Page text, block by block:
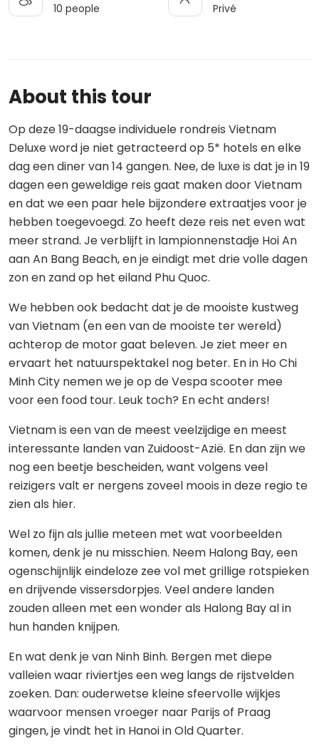
10 people Privé
About this tour
Op deze 19-daagse individuele rondreis Vietnam
Deluxe word je niet getracteerd op 5* hotels en elke
dag een diner van 14 gangen. Nee, de luxe is dat je in 19
dagen een geweldige reis gaat maken door Vietnam
en dat we een paar hele bijzondere extraatjes voor je
hebben toegevoegd. Zo heeft deze reis net even wat
meer strand. Je verblijft in lampionnenstadje Hoi An
aan An Bang Beach, en je eindigt met drie volle dagen
zon en zand op het eiland Phu Quoc.
We hebben ook bedacht dat je de mooiste kustweg
van Vietnam (en een van de mooiste ter wereld)
achterop de motor gaat beleven. Je ziet meer en
ervaart het natuurspektakel nog beter. En in Ho Chi
Minh City nemen we je op de Vespa scooter mee
voor een food tour. Leuk toch? En echt anders!
Vietnam is een van de meest veelzijdige en meest
interessante landen van Zuidoost-Azië. En dan zijn we
nog een beetje bescheiden, want volgens veel
reizigers valt er nergens zoveel moois in deze regio te
zien als hier.
Wel zo fijn als jullie meteen met wat voorbeelden
komen, denk je nu misschien. Neem Halong Bay, een
ogenschijnlijk eindeloze zee vol met grillige rotspieken
en drijvende vissersdorpjes. Veel andere landen
zouden alleen met een wonder als Halong Bay al in
hun handen knijpen.
En wat denk je van Ninh Binh. Bergen met diepe
valleien waar riviertjes een weg langs de rijstvelden
zoeken. Dan: ouderwetse kleine sfeervolle wijkjes
waarvoor mensen vroeger naar Parijs of Praag
gingen, je vindt het in Hanoi in Old Quarter.